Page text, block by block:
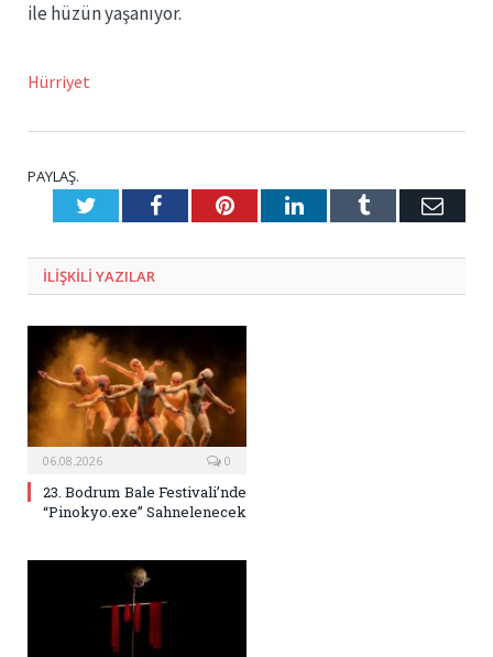
ile hüzün yaşanıyor.
Hürriyet
PAYLAŞ.
TwitterFacebookPinterestLinkedInTumblr E-
ILIŞKILI YAZILAR
06.08.2026 0
23. Bodrum Bale Festivali’nde
“Pinokyo.exe” Sahnelenecek